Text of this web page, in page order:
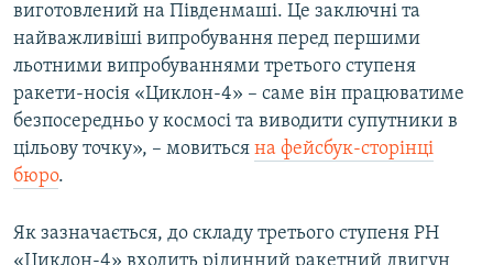
виготовлений на Південмаші. Це заключні та
найважливіші випробування перед першими
льотними випробуваннями третього ступеня
ракети-носія «Циклон-4» – саме він працюватиме
безпосередньо у космосі та виводити супутники в
цільову точку», – мовиться на фейсбук-сторінці
бюро.
Як зазначається, до складу третього ступеня РН